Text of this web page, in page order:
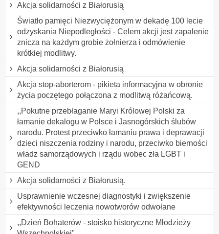
Akcja solidarności z Białorusią
Światło pamięci Niezwyciężonym w dekadę 100 lecie
odzyskania Niepodległości - Celem akcji jest zapalenie
znicza na każdym grobie żołnierza i odmówienie
krótkiej modlitwy.
Akcja solidarności z Białorusią
Akcja stop-aborterom - pikieta informacyjna w obronie
życia poczętego połączona z modlitwą różańcową.
,,Pokutne przebłaganie Maryi Królowej Polski za
łamanie dekalogu w Polsce i Jasnogórskich ślubów
narodu. Protest przeciwko łamaniu prawa i deprawacji
dzieci niszczenia rodziny i narodu, przeciwko bierności
władz samorządowych i rządu wobec zła LGBT i
GEND
Akcja solidarności z Białorusią.
Usprawnienie wczesnej diagnostyki i zwiększenie
efektywności leczenia nowotworów odwołane
,,Dzień Bohaterów - stoisko historyczne Młodzieży